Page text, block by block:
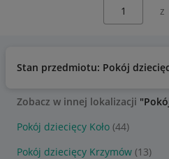
Stan przedmiotu: Pokój
Zobacz w innej lokalizacji
Pokój dziecięcy Koło (44)
Pokój dziecięcy Krzymów (13)